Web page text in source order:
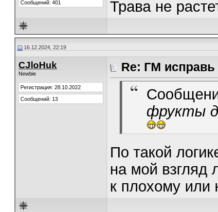
Сообщений: 401
Трава не
16.12.2024, 22:19
CJloHuk
Newbie
Регистрация: 28.10.2022
Сообщений: 13
Re: ГМ
фрукты
По такой
на мой взгляд
к плохому или